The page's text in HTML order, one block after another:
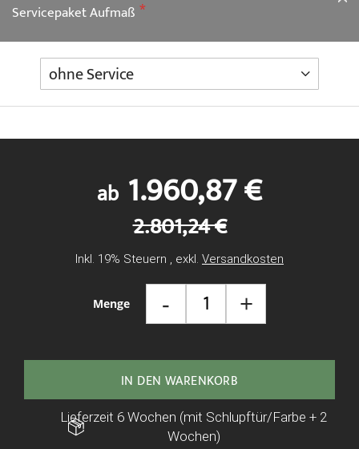
Menge - +
ab 1.960,87 €
2.801,24 €
Inkl. 19% Steuern , exkl. Versandkosten
IN DEN WARENKORB
Lieferzeit 6 Wochen (mit Schlupftür/Farbe + 2
Wochen)
Servicepaket Aufmaß